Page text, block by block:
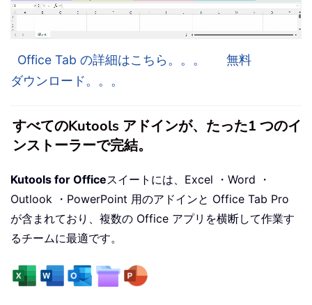
Office Tab の詳細はこちら。。。
無料
ダウンロード。。。
すべてのKutools アドインが、たった1 つのイ
ンストーラーで完結。
Kutools for Officeスイートには、Excel ・Word ・
Outlook ・PowerPoint 用のアドインと Office Tab Pro
が含まれており、複数の Office アプリを横断して作業す
るチームに最適です。